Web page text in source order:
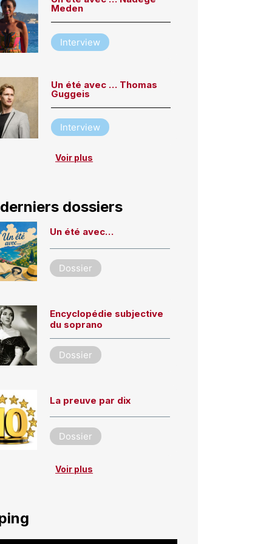
Meden
Interview
Un été avec … Thomas
Guggeis
Interview
Voir plus
dossiers
Un été avec…
Dossier
Encyclopédie subjective
du soprano
Dossier
La preuve par dix
Dossier
Voir plus